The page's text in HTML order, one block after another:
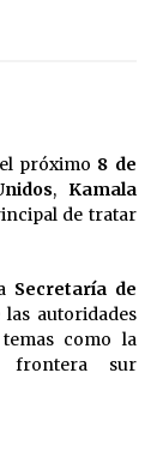
homicidio
secretaria de
próximo 8 de
, Kamala
de tratar
Secretaría de
autoridades
como la
sur